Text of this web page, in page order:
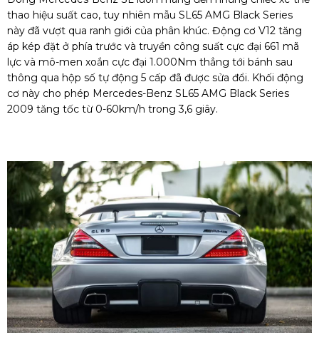
thao hiệu suất cao, tuy nhiên mẫu SL65 AMG Black Series
này đã vượt qua ranh giới của phân khúc. Động cơ V12 tăng
áp kép đặt ở phía trước và truyền công suất cực đại 661 mã
lực và mô-men xoắn cực đại 1.000Nm thẳng tới bánh sau
thông qua hộp số tự động 5 cấp đã được sửa đổi. Khối động
cơ này cho phép Mercedes-Benz SL65 AMG Black Series
2009 tăng tốc từ 0-60km/h trong 3,6 giây.